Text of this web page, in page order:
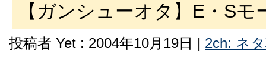
【ガンシューオタ】E・S
投稿者 Yet : 2004年10月19日 | 2ch: ネ